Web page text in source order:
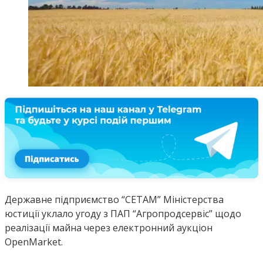
Державне підприємство “СЕТАМ” Міністерства
юстиції уклало угоду з ПАП “Агропродсервіс” щодо
реалізації майна через електронний аукціон
OpenMarket.